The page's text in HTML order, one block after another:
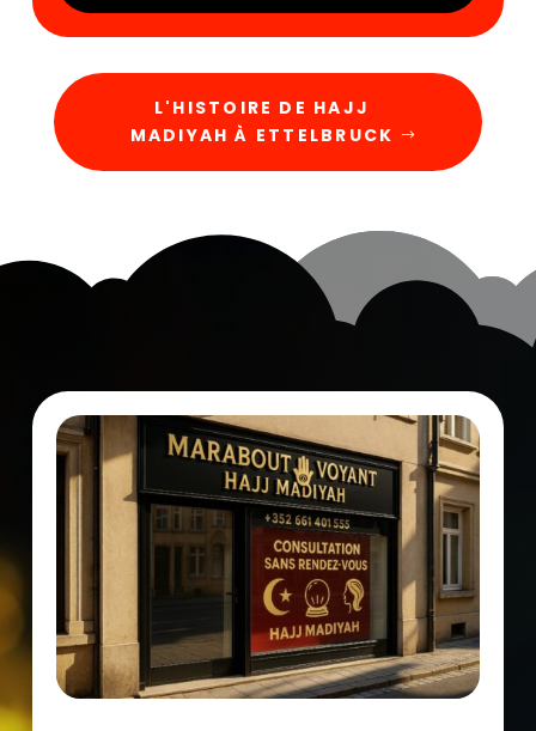
L'HISTOIRE DE HAJJ
MADIYAH À ETTELBRUCK